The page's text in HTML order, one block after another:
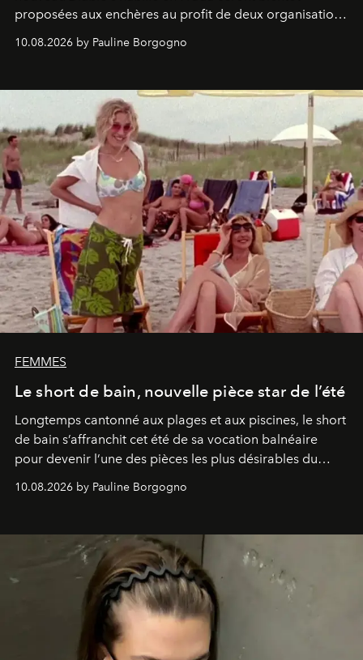
proposées aux enchères au profit de deux organisations
10.08.2026 by Pauline Borgogno
FEMMES
Le short de bain, nouvelle pièce star de l’été
Longtemps cantonné aux plages et aux piscines, le short
de bain s’affranchit cet été de sa vocation balnéaire
pour devenir l’une des pièces les plus désirables du
10.08.2026 by Pauline Borgogno